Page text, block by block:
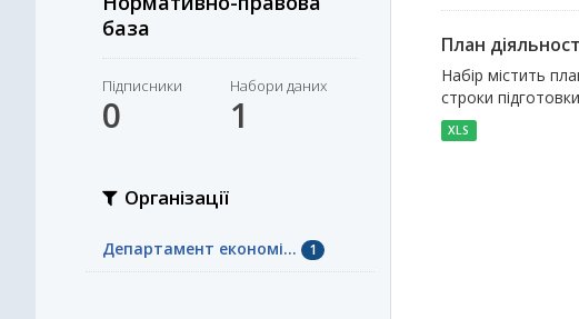
база
Підписники
0
Набори даних
1
Організації
Департамент економі... 1
План
Набір містить
строки
XLS